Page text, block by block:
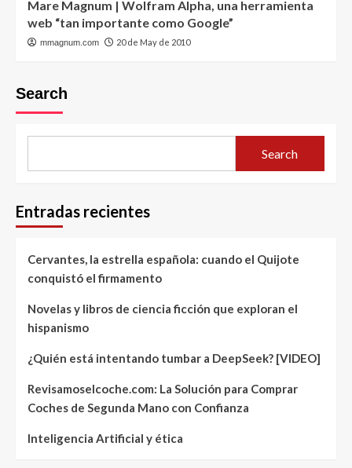
Mare Magnum | Wolfram Alpha, una herramienta
web “tan importante como Google”
mmagnum.com 20 de May de 2010
Search
Search
Entradas recientes
Cervantes, la estrella española: cuando el Quijote
conquistó el firmamento
Novelas y libros de ciencia ficción que exploran el
hispanismo
¿Quién está intentando tumbar a DeepSeek? [VIDEO]
Revisamoselcoche.com: La Solución para Comprar
Coches de Segunda Mano con Confianza
Inteligencia Artificial y ética